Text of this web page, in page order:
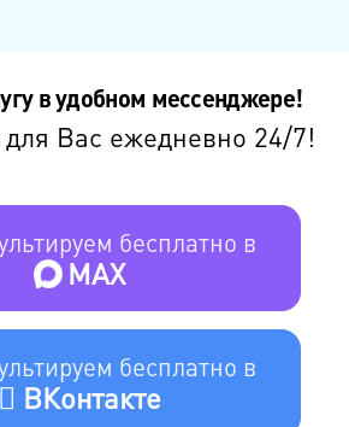
в удобном мессенджере!
Вас ежедневно 24/7!
бесплатно в
MAX
бесплатно в
ВКонтакте